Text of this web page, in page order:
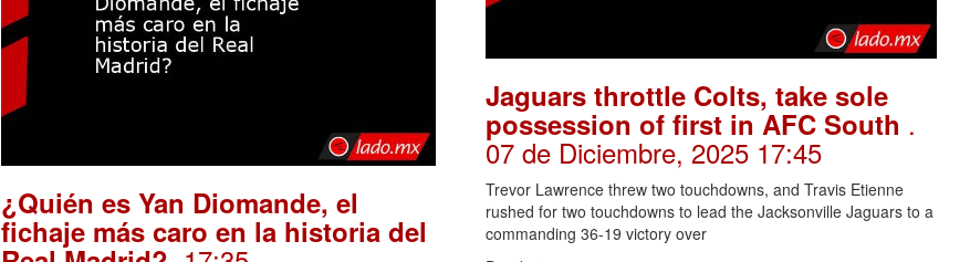
¿Quién es Yan Diomande, el
fichaje más caro en la historia del
Jaguars throttle Colts, take sole
possession of first in AFC South .
07 de Diciembre, 2025 17:45
Trevor Lawrence threw two touchdowns, and Travis Etienne
rushed for two touchdowns to lead the Jacksonville Jaguars to a
commanding 36-19 victory over